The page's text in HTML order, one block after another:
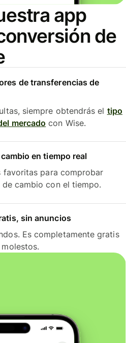
app
de
de transferencias de
siempre obtendrás el tipo
mercado con Wise.
en tiempo real
favoritas para comprobar
cambio con el tiempo.
sin anuncios
Es completamente gratis